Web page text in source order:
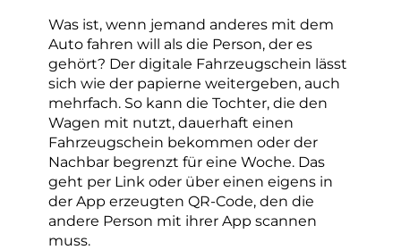
Was ist, wenn jemand anderes mit dem
Auto fahren will als die Person, der es
gehört? Der digitale Fahrzeugschein lässt
sich wie der papierne weitergeben, auch
mehrfach. So kann die Tochter, die den
Wagen mit nutzt, dauerhaft einen
Fahrzeugschein bekommen oder der
Nachbar begrenzt für eine Woche. Das
geht per Link oder über einen eigens in
der App erzeugten QR-Code, den die
andere Person mit ihrer App scannen
muss.